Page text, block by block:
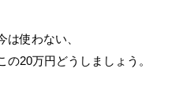
は使わない、
の20万円どうしましょう。